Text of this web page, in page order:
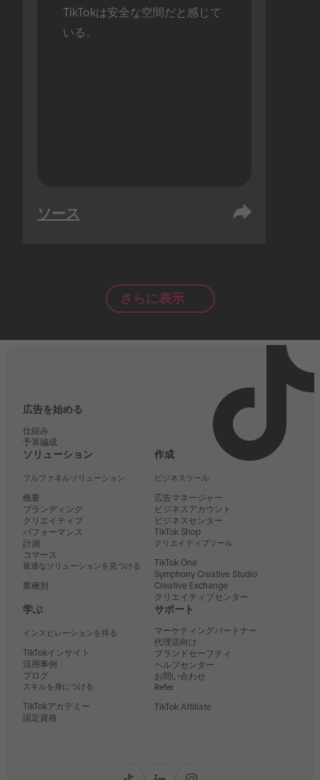
TikTokは安全な空間だと感じて
いる。
ソース
さらに表示
広告を始める
仕組み
予算編成
ソリューション
フルファネルソリューション
概要
ブランディング
クリエイティブ
パフォーマンス
計測
コマース
最適なソリューションを見つける
業種別
作成
ビジネスツール
広告マネージャー
ビジネスアカウント
ビジネスセンター
TikTok Shop
クリエイティブツール
TikTok One
Symphony Creative Studio
Creative Exchange
クリエイティブセンター
学ぶ
インスピレーションを得る
TIkTokインサイト
活用事例
ブログ
スキルを身につける
TikTokアカデミー
認定資格
サポート
マーケティングパートナー
代理店向け
ブランドセーフティ
ヘルプセンター
お問い合わせ
Refer
TikTok Affiliate